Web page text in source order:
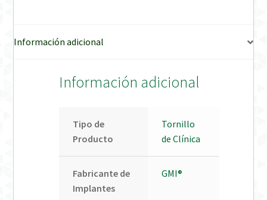
Información adicional
Información adicional
Tipo de
Producto
Tornillo
de Clínica
Fabricante de
Implantes
GMI®